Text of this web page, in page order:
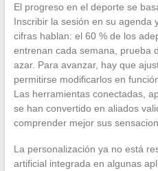
El progreso en el deporte se
Inscribir la sesión en su agenda
cifras hablan: el 60 % de los
entrenan cada semana, prueba
azar. Para avanzar, hay que
permitirse modificarlos en
Las herramientas conectadas,
se han convertido en aliados
comprender mejor sus
La personalización ya no está
artificial integrada en algunas